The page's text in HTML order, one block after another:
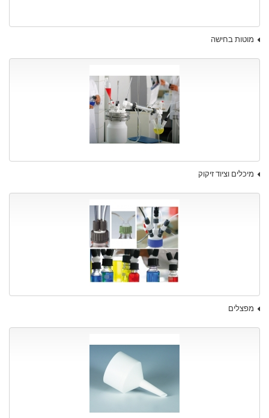
מוטות בחישה
מיכלים וציוד זיקוק
מפצלים